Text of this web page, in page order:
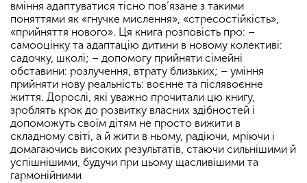
вміння адаптуватися тісно пов’язане з такими
поняттями як «гнучке мислення», «стресостійкість»,
«прийняття нового». Ця книга розповість про: –
самооцінку та адаптацію дитини в новому колективі:
садочку, школі; – допомогу прийняти сімейні
обставини: розлучення, втрату близьких; – уміння
прийняти нову реальність: воєнне та післявоєнне
життя. Дорослі, які уважно прочитали цю книгу,
зроблять крок до розвитку власних здібностей і
допоможуть своїм дітям не просто вижити в
складному світі, а й жити в ньому, радіючи, мріючи і
домагаючись високих результатів, стаючи сильнішими й
успішнішими, будучи при цьому щасливішими та
гармонійними